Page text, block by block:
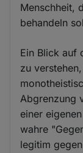
Menschheit,
behandeln
Ein Blick auf
zu
Abgrenzung
einer
wahre
legitim